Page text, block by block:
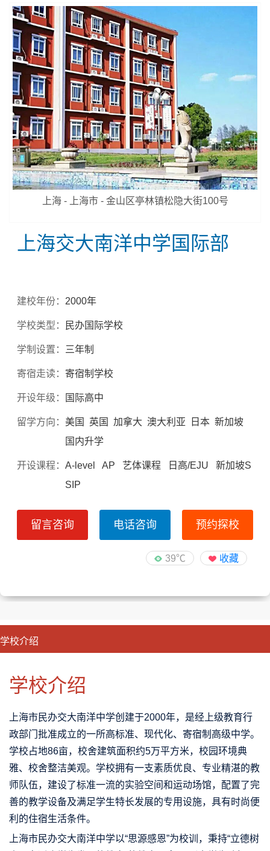
上海 - 上海市 - 金山区亭林镇松隐大街100号
上海交大南洋中学国际部
建校年份： 2000年
学校类型： 民办国际学校
学制设置： 三年制
寄宿走读： 寄宿制学校
开设年级： 国际高中
留学方向： 美国 英国 加拿大 澳大利亚 日本 新加坡
国内升学
开设课程：A-level AP 艺体课程 日高/EJU 新加坡S
SIP
留言咨询 电话咨询 预约探校
39℃ 收藏
学校介绍
学校介绍
上海市民办交大南洋中学创建于2000年，是经上级教育行
政部门批准成立的一所高标准、现代化、寄宿制高级中学。
学校占地86亩，校舍建筑面积约5万平方米，校园环境典
雅、校舍整洁美观。学校拥有一支素质优良、专业精湛的教
师队伍，建设了标准一流的实验空间和运动场馆，配置了完
善的教学设备及满足学生特长发展的专用设施，具有时尚便
利的住宿生活条件。
上海市民办交大南洋中学以“思源感恩”为校训，秉持“立德树